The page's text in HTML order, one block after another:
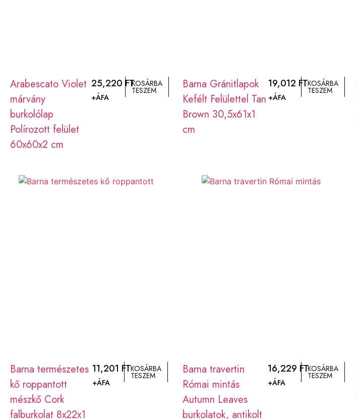
Arabescato Violet
márvány
burkolólap
Polírozott felület
60x60x2 cm
25,220 FT
+ÁFA
KOSÁRBA
TESZEM
Barna Gránitlapok
Kefélt Felülettel Tan
Brown 30,5x61x1
cm
19,012 FT
+ÁFA
KOSÁRBA
TESZEM
Barna természetes
kő roppantott
mészkő Cork
falburkolat 8x22x1
11,201 FT
+ÁFA
KOSÁRBA
TESZEM
Barna travertin
Római mintás
Autumn Leaves
burkolatok, antikolt
16,229 FT
+ÁFA
KOSÁRBA
TESZEM